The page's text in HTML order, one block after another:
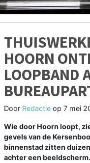
HOORN
LOOPBAND
Door Redactie op 7 mei
Wie door Hoorn loopt,
gevels van de
binnenstad zitten
achter een